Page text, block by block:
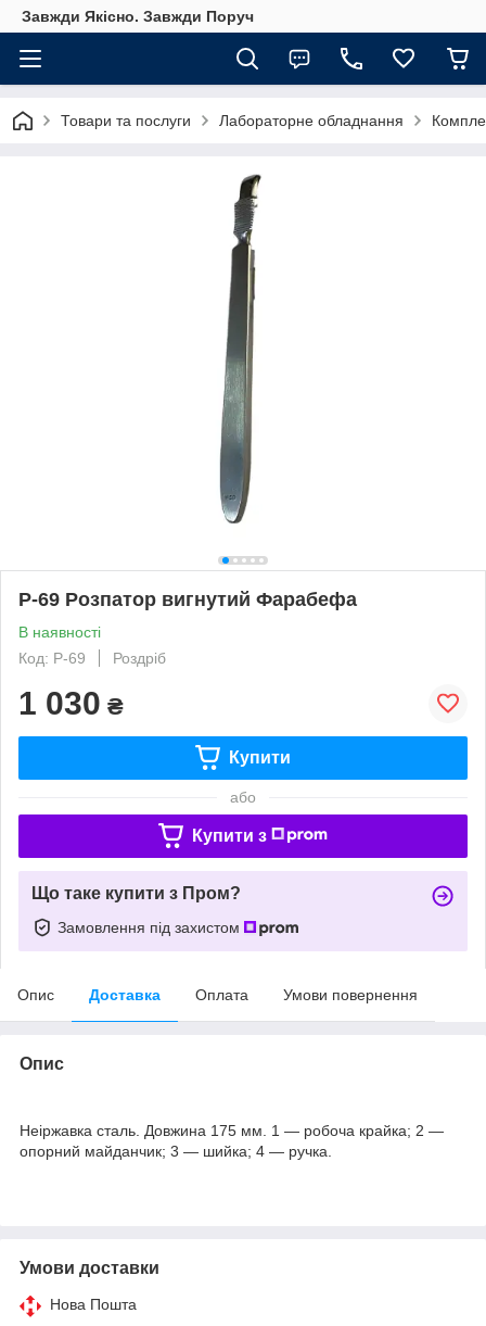
Завжди Якісно. Завжди Поруч
Товари та послуги Лабораторне обладнання
Р-69 Розпатор вигнутий Фарабефа
В наявності
Код: Р-69
Роздріб
1 030 ₴
Купити
або
Купити з
Що таке купити з Пром?
Замовлення під захистом
Опис Доставка Оплата Умови повернення
Опис
Неіржавка сталь. Довжина 175 мм. 1 — робоча крайка; 2 —
опорний майданчик; 3 — шийка; 4 — ручка.
Умови доставки
Нова Пошта